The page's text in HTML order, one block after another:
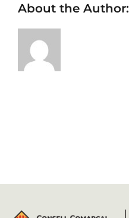
About the Author: